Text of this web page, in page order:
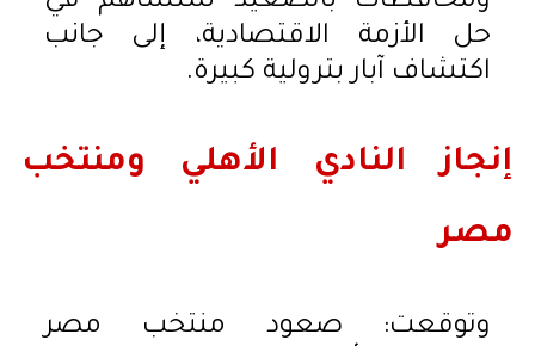
حل الأزمة الاقتصادية، إلى جانب
اكتشاف آبار بترولية كبيرة.
إنجاز النادي الأهلي ومنتخب
مصر
وتوقعت: صعود منتخب مصر